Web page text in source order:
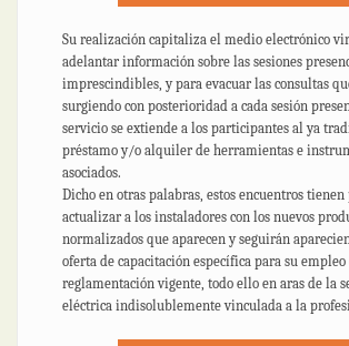
Su realización capitaliza el medio electrónico
adelantar información sobre las sesiones
imprescindibles, y para evacuar las consultas
surgiendo con posterioridad a cada sesión
servicio se extiende a los participantes al ya
préstamo y/o alquiler de herramientas e
asociados.
Dicho en otras palabras, estos encuentros
actualizar a los instaladores con los nuevos
normalizados que aparecen y seguirán
oferta de capacitación específica para su
reglamentación vigente, todo ello en aras de la
eléctrica indisolublemente vinculada a la